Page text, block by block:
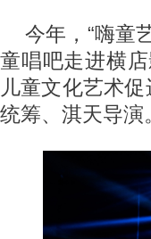
今年，“嗨童
童唱吧走进横
儿童文化艺术
统筹、淇天导演